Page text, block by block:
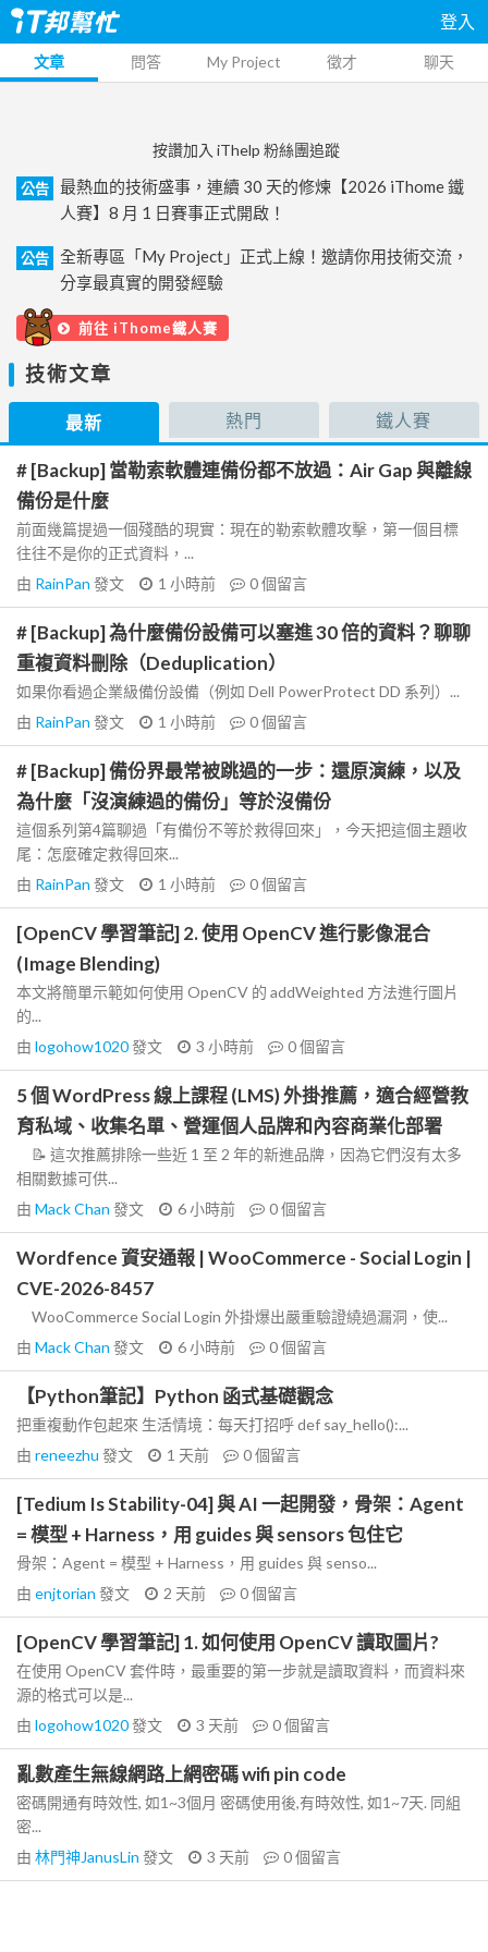
登入
文章 問答 My Project 徵才 聊天
按讚加入 iThelp 粉絲團追蹤
公告
最熱血的技術盛事，連續 30 天的修煉【2026 iThome 鐵
人賽】8 月 1 日賽事正式開啟！
公告
全新專區「My Project」正式上線！邀請你用技術交流，
分享最真實的開發經驗
前往 iThome鐵人賽
技術文章
最新 熱門 鐵人賽
# [Backup] 當勒索軟體連備份都不放過：Air Gap 與離線
備份是什麼
前面幾篇提過一個殘酷的現實：現在的勒索軟體攻擊，第一個目標
往往不是你的正式資料，...
由 RainPan 發文 1 小時前 0個留言
# [Backup] 為什麼備份設備可以塞進 30 倍的資料？聊聊
重複資料刪除（Deduplication）
如果你看過企業級備份設備（例如 Dell PowerProtect DD 系列）...
由 RainPan 發文 1 小時前 0個留言
# [Backup] 備份界最常被跳過的一步：還原演練，以及
為什麼「沒演練過的備份」等於沒備份
這個系列第4篇聊過「有備份不等於救得回來」，今天把這個主題收
尾：怎麼確定救得回來...
由 RainPan 發文 1 小時前 0個留言
[OpenCV 學習筆記] 2. 使用 OpenCV 進行影像混合
(Image Blending)
本文將簡單示範如何使用 OpenCV 的 addWeighted 方法進行圖片
的...
由 logohow1020發文 3 小時前 0個留言
5 個 WordPress 線上課程 (LMS) 外掛推薦，適合經營教
育私域、收集名單、營運個人品牌和內容商業化部署
📝 這次推薦排除一些近 1 至 2 年的新進品牌，因為它們沒有太多
相關數據可供...
由 Mack Chan 發文 6 小時前 0個留言
Wordfence 資安通報 | WooCommerce - Social Login |
CVE-2026-8457
WooCommerce Social Login 外掛爆出嚴重驗證繞過漏洞，使...
由 Mack Chan 發文 6 小時前 0個留言
【Python筆記】Python 函式基礎觀念
把重複動作包起來 生活情境：每天打招呼 def say_hello():...
由 reneezhu 發文 1 天前 0個留言
[Tedium Is Stability-04] 與 AI 一起開發，骨架：Agent
= 模型 + Harness，用 guides 與 sensors 包住它
骨架：Agent = 模型 + Harness，用 guides 與 senso...
由 enjtorian 發文 2 天前 0個留言
[OpenCV 學習筆記] 1. 如何使用 OpenCV 讀取圖片?
在使用 OpenCV 套件時，最重要的第一步就是讀取資料，而資料來
源的格式可以是...
由 logohow1020發文 3 天前 0個留言
亂數產生無線網路上網密碼 wifi pin code
密碼開通有時效性, 如1~3個月 密碼使用後,有時效性, 如1~7天. 同組
密...
由 林門神JanusLin 發文 3 天前 0個留言